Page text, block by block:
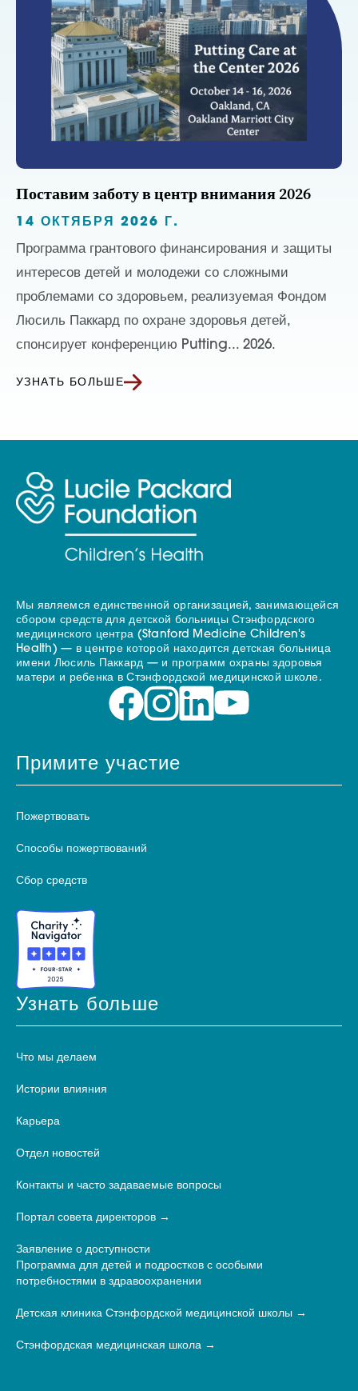
Поставим заботу в центр внимания 2026
14 ОКТЯБРЯ 2026 Г.
Программа грантового финансирования и защиты
интересов детей и молодежи со сложными
проблемами со здоровьем, реализуемая Фондом
Люсиль Паккард по охране здоровья детей,
спонсирует конференцию Putting... 2026.
УЗНАТЬ БОЛЬШЕ
Мы являемся единственной организацией, занимающейся
сбором средств для детской больницы Стэнфордского
медицинского центра (Stanford Medicine Children's
Health) — в центре которой находится детская больница
имени Люсиль Паккард — и программ охраны здоровья
матери и ребенка в Стэнфордской медицинской школе.
Примите участие
Пожертвовать
Способы пожертвований
Сбор средств
Узнать больше
Что мы делаем
Истории влияния
Карьера
Отдел новостей
Контакты и часто задаваемые вопросы
Портал совета директоров
Заявление о доступности
Программа для детей и подростков с особыми
потребностями в здравоохранении
Детская клиника Стэнфордской медицинской школы
Стэнфордская медицинская школа